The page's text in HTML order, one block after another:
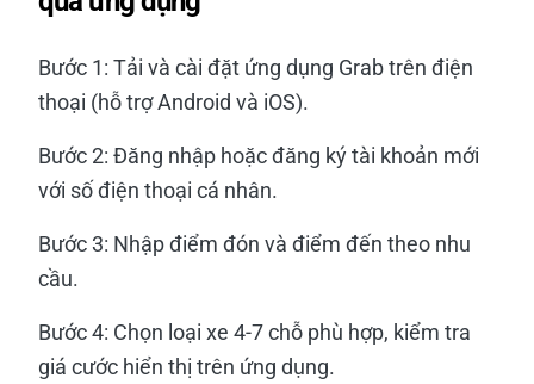
Bước 1: Tải và cài đặt ứng dụng Grab trên điện
thoại (hỗ trợ Android và iOS).
Bước 2: Đăng nhập hoặc đăng ký tài khoản mới
với số điện thoại cá nhân.
Bước 3: Nhập điểm đón và điểm đến theo nhu
cầu.
Bước 4: Chọn loại xe 4-7 chỗ phù hợp, kiểm tra
giá cước hiển thị trên ứng dụng.